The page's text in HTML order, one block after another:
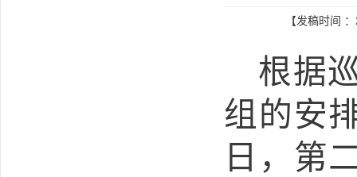
【发稿时间
根据
组的安
日，第